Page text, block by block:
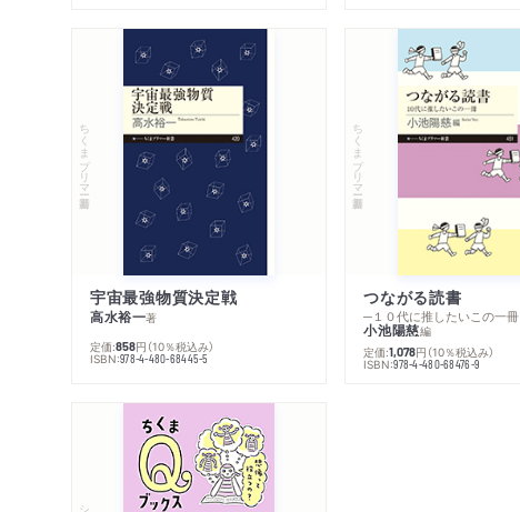
ちくまプリマー新書
宇宙最強物質決定戦
高水裕一著
定価:858円 （10％税込み）
ISBN:978-4-480-68445-5
ちくまプリマー新書
つながる読書
─１０代に推したいこの一冊
小池陽慈編
定価:1,078円 （10％税込み）
ISBN:978-4-480-68476-9